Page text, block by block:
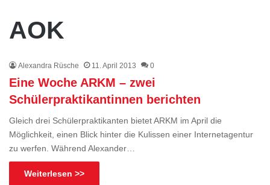
AOK
Alexandra Rüsche 11. April 2013 0
Eine Woche ARKM – zwei
Schülerpraktikantinnen berichten
Gleich drei Schülerpraktikanten bietet ARKM im April die
Möglichkeit, einen Blick hinter die Kulissen einer Internetagentur
zu werfen. Während Alexander…
Weiterlesen >>